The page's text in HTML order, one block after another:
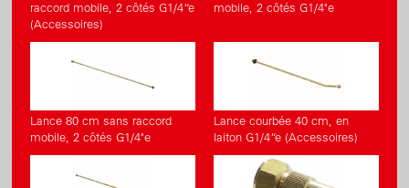
raccord mobile, 2 côtés G1/4“e
(Accessoires)
mobile, 2 côtés G1/4"e
Lance 80 cm sans raccord
mobile, 2 côtés G1/4"e
Lance courbée 40 cm, en
laiton G1/4“e (Accessoires)